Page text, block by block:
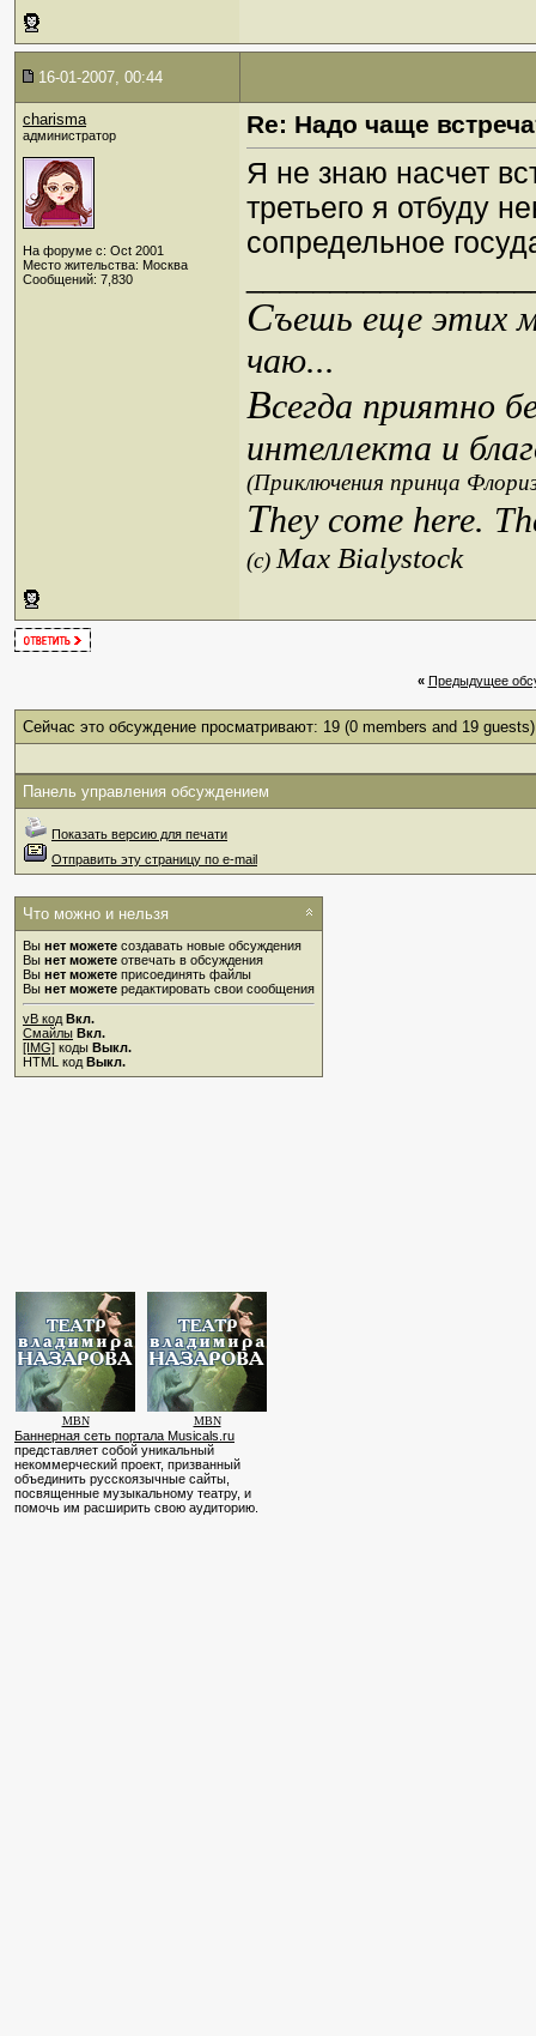
16-01-2007, 00:44
charisma
администратор
На форуме с: Oct 2001
Место жительства: Москва
Сообщений: 7,830
Re: Надо чаще
Я не знаю насчет
третьего я отбуду
сопредельное
Съешь еще этих
чаю...
Всегда приятно
интеллекта и
(Приключения принца
They come here.
(c)Max Bialystock
« Предыдущее
Сейчас это обсуждение просматривают: 19 (0 members and 19 guests)
Панель управления обсуждением
Показать версию для печати
Отправить эту страницу по e-mail
Что можно и нельзя
Вы нет можете создавать новые обсуждения
Вы нет можете отвечать в обсуждения
Вы нет можете присоединять файлы
Вы нет можете редактировать свои сообщения
vB код Вкл.
Смайлы Вкл.
[IMG] коды Выкл.
HTML код Выкл.
MBN MBN
Баннерная сеть портала Musicals.ru
представляет собой уникальный
некоммерческий проект, призванный
объединить русскоязычные сайты,
посвященные музыкальному театру, и
помочь им расширить свою аудиторию.